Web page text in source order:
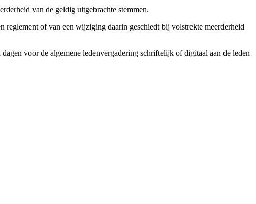
van de geldig uitgebrachte stemmen.
reglement of van een wijziging daarin geschiedt bij volstrekte meerderheid
voor de algemene ledenvergadering schriftelijk of digitaal aan de leden